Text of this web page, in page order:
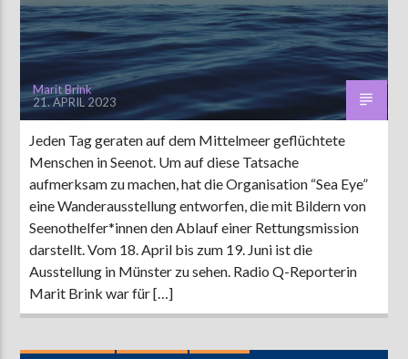
AKTUELLE SENDUNG
MOEBIUS
12:00 24:00
ZU HÖREN IN Münster 90,9 MHz Steinfurt103,9 MHz
Marit Brink
21. APRIL 2023
Jeden Tag geraten auf dem Mittelmeer geflüchtete
Menschen in Seenot. Um auf diese Tatsache
aufmerksam zu machen, hat die Organisation “Sea Eye”
eine Wanderausstellung entworfen, die mit Bildern von
Seenothelfer*innen den Ablauf einer Rettungsmission
darstellt. Vom 18. April bis zum 19. Juni ist die
Ausstellung in Münster zu sehen. Radio Q-Reporterin
Marit Brink war für […]